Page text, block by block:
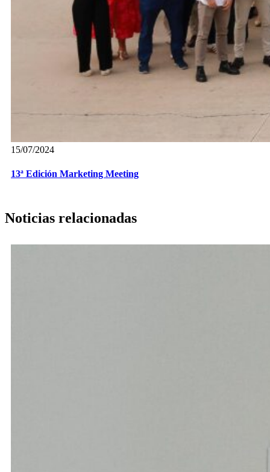
15/07/2024
13ª Edición Marketing Meeting
Noticias relacionadas